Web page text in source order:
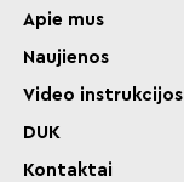
Apie mus
Naujienos
Video instrukcijos
DUK
Kontaktai